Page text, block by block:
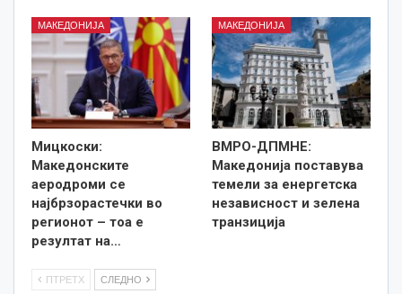
МАКЕДОНИЈА
Мицкоски:
Македонските
аеродроми се
најбрзорастечки во
регионот – тоа е
резултат на…
МАКЕДОНИЈА
ВМРО-ДПМНЕ:
Македонија поставува
темели за енергетска
независност и зелена
транзиција
ПТРЕТХ СЛЕДНО